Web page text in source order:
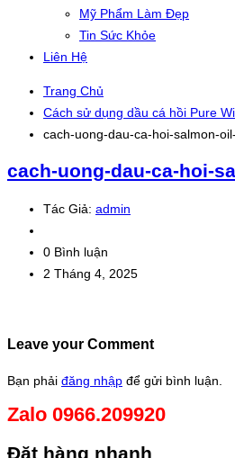
Mỹ Phẩm Làm Đẹp
Tin Sức Khỏe
Liên Hệ
Trang Chủ
Cách sử dụng dầu cá hồi Pure
cach-uong-dau-ca-hoi-salmon-
cach-uong-dau-ca-hoi-
Tác Giả: admin
0 Bình luận
2 Tháng 4, 2025
Leave your Comment
Bạn phải đăng nhập để gửi bình luận.
Zalo 0966.209920
Đặt hàng nhanh